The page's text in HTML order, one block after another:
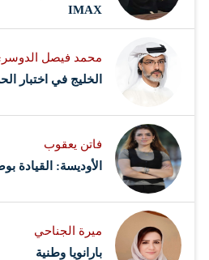
IMAX
محمد فيصل
‏الخليج في اختبار
فاتن يعقوب
الأوديسة: القيادة
ميرة الجناحي
بارانويا وطنية